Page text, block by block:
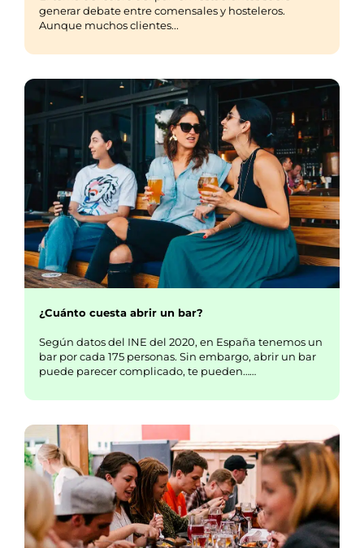
generar debate entre comensales y hosteleros.
Aunque muchos clientes...
¿Cuánto cuesta abrir un bar?
Según datos del INE del 2020, en España tenemos un
bar por cada 175 personas. Sin embargo, abrir un bar
puede parecer complicado, te pueden……